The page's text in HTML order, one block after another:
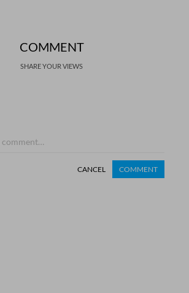
COMMENT
SHARE YOUR VIEWS
CANCEL COMMENT